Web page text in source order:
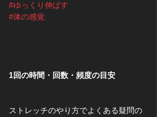
#ゆっくり伸ばす
#体の感覚
1回の時間・回数・頻度の目安
ストレッチのやり方でよくある疑問の